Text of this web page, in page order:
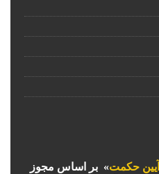
آیین حکمت» بر اساس مجوز